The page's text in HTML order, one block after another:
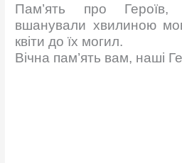
Пам’ять про Героїв,
вшанували хвилиною
квіти до їх могил.
Вічна пам’ять вам, наші